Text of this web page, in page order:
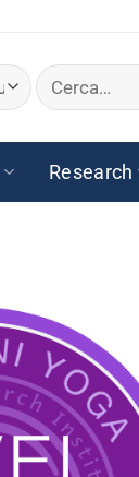
Cerca:
Research